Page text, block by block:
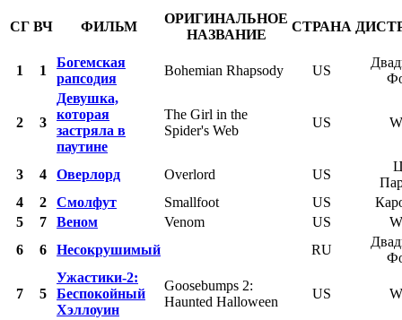
СГ ВЧ ФИЛЬМ
ОРИГИНАЛЬНОЕ
НАЗВАНИЕ
СТРАНА
1 1
Богемская
рапсодия
Bohemian Rhapsody US
2 3
Девушка,
которая
застряла в
паутине
The Girl in the
Spider's Web
US
3 4 Оверлорд Overlord US
4
2 Смолфут Smallfoot US
5
7 Веном Venom US
6
6 Несокрушимый RU
7 5
Ужастики-2:
Беспокойный
Хэллоуин
Goosebumps 2:
Haunted Halloween
US